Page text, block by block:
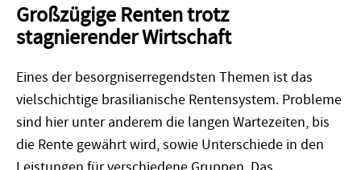
Großzügige Renten trotz
stagnierender Wirtschaft
Eines der besorgniserregendsten Themen ist das
vielschichtige brasilianische Rentensystem. Probleme
sind hier unter anderem die langen Wartezeiten, bis
die Rente gewährt wird, sowie Unterschiede in den